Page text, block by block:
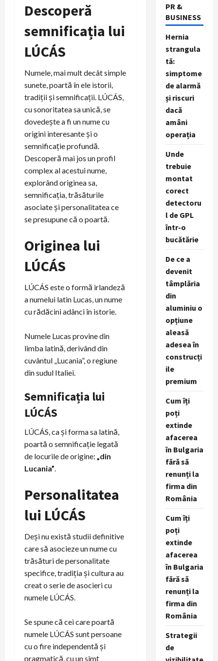
Descoperă
semnificația lui
LÚCÁS
Numele, mai mult decât simple
sunete, poartă în ele istorii,
tradiții și semnificații. LÚCÁS,
cu sonoritatea sa unică, se
dovedește a fi un nume cu
origini interesante și o
semnificație profundă.
Descoperă mai jos un profil
complex al acestui nume,
explorând originea sa,
semnificația, trăsăturile
asociate și personalitatea ce
se presupune că o poartă.
Originea lui
LÚCÁS
LÚCÁS este o formă irlandeză
a numelui latin Lucas, un nume
cu rădăcini adânci în istorie.
Numele Lucas provine din
limba latină, derivând din
cuvântul „Lucania”, o regiune
din sudul Italiei.
Semnificația lui
LÚCÁS
LÚCÁS, ca și forma sa latină,
poartă o semnificație legată
de locurile de origine: „din
Lucania”
Personalitatea
lui LÚCÁS
Deși nu există studii definitive
care să asocieze un nume cu
trăsături de personalitate
specifice, tradiția și cultura au
creat o serie de asocieri cu
numele LÚCÁS.
Se spune că cei care poartă
numele LÚCÁS sunt persoane
cu o fire independentă și
pragmatică, cu un simț
PR &
BUSINESS
Hernia
strangula
tă:
simptome
de alarmă
și riscuri
dacă
amâni
operația
Unde
trebuie
montat
corect
detectoru
l de GPL
într-o
bucătărie
De ce a
devenit
tâmplăria
din
aluminiu o
opțiune
aleasă
adesea în
construcți
ile
premium
Cum îți
poți
extinde
afacerea
în Bulgaria
fără să
renunți la
firma din
România
Cum îți
poți
extinde
afacerea
în Bulgaria
fără să
renunți la
firma din
România
Strategii
de